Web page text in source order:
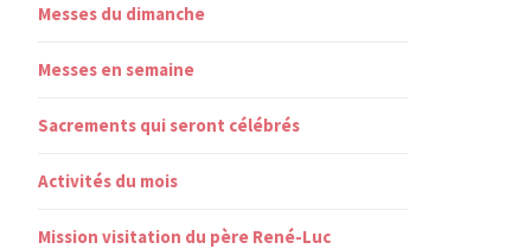
Messes du dimanche
Messes en semaine
Sacrements qui seront célébrés
Activités du mois
Mission visitation du père René-Luc